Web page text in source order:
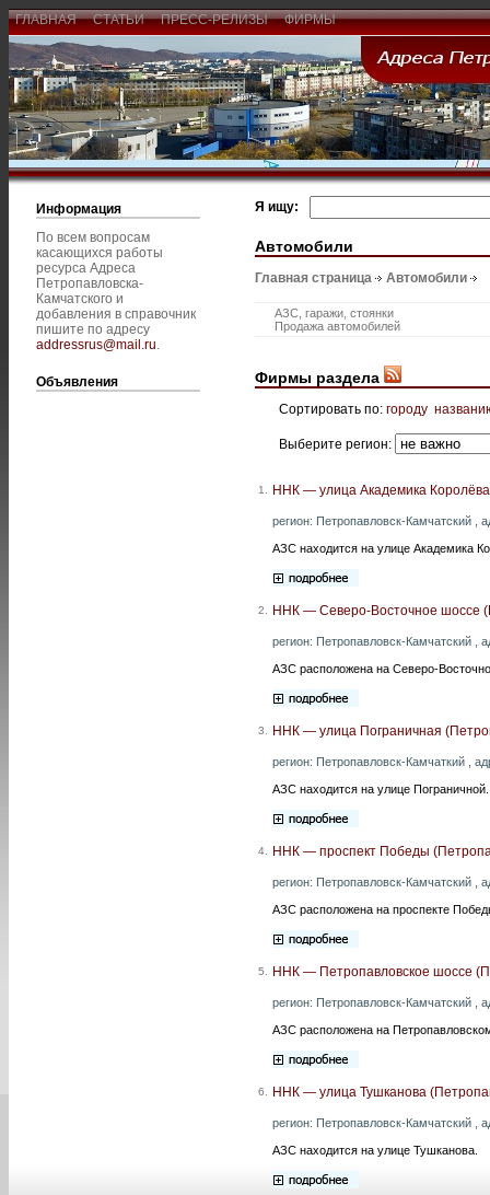
ГЛАВНАЯ СТАТЬИ ПРЕСС-РЕЛИЗЫ ФИРМЫ
Информация
По всем вопросам
касающихся работы
ресурса Адреса
Петропавловска-
Камчатского и
добавления в справочник
пишите по адресу
addressrus@mail.ru.
Объявления
Я ищу:
Автомобили
Главная страница Автомобили
АЗС, гаражи, стоянки
Продажа автомобилей
Фирмы раздела
Сортировать по: городу
Выберите регион:
1. ННК — улица Академика
регион: Петропавловск-Камчатский ,
АЗС находится на улице Академика
2. ННК — Северо-Восточное шоссе
регион: Петропавловск-Камчатский ,
АЗС расположена на Северо-
3. ННК — улица Пограничная
регион: Петропавловск-Камчаткий ,
АЗС находится на улице Пограничной.
4. ННК — проспект Победы
регион: Петропавловск-Камчатский ,
АЗС расположена на проспекте
5. ННК — Петропавловское шоссе
регион: Петропавловск-Камчатский ,
АЗС расположена на
6. ННК — улица Тушканова
регион: Петропавловск-Камчатский ,
АЗС находится на улице Тушканова.